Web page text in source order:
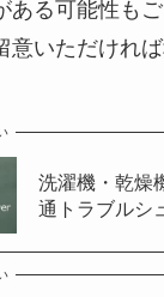
ある可能性もご
意いただければ
洗濯機・乾
通トラブルシ